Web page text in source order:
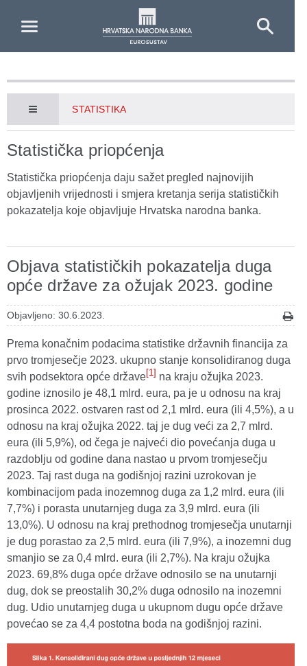
STATISTIKA
Statistička priopćenja
Statistička priopćenja daju sažet pregled najnovijih
objavljenih vrijednosti i smjera kretanja serija statističkih
pokazatelja koje objavljuje Hrvatska narodna banka.
Objava statističkih pokazatelja duga
opće države za ožujak 2023. godine
Objavljeno: 30.6.2023.
Prema konačnim podacima statistike državnih financija za
prvo tromjesečje 2023. ukupno stanje konsolidiranog duga
svih podsektora opće države[1] na kraju ožujka 2023.
godine iznosilo je 48,1 mlrd. eura, pa je u odnosu na kraj
prosinca 2022. ostvaren rast od 2,1 mlrd. eura (ili 4,5%), a u
odnosu na kraj ožujka 2022. taj je dug veći za 2,7 mlrd.
eura (ili 5,9%), od čega je najveći dio povećanja duga u
razdoblju od godine dana nastao u prvom tromjesečju
2023. Taj rast duga na godišnjoj razini uzrokovan je
kombinacijom pada inozemnog duga za 1,2 mlrd. eura (ili
7,7%) i porasta unutarnjeg duga za 3,9 mlrd. eura (ili
13,0%). U odnosu na kraj prethodnog tromjesečja unutarnji
je dug porastao za 2,5 mlrd. eura (ili 7,9%), a inozemni dug
smanjio se za 0,4 mlrd. eura (ili 2,7%). Na kraju ožujka
2023. 69,8% duga opće države odnosilo se na unutarnji
dug, dok se preostalih 30,2% duga odnosilo na inozemni
dug. Udio unutarnjeg duga u ukupnom dugu opće države
povećao se za 4,4 postotna boda na godišnjoj razini.